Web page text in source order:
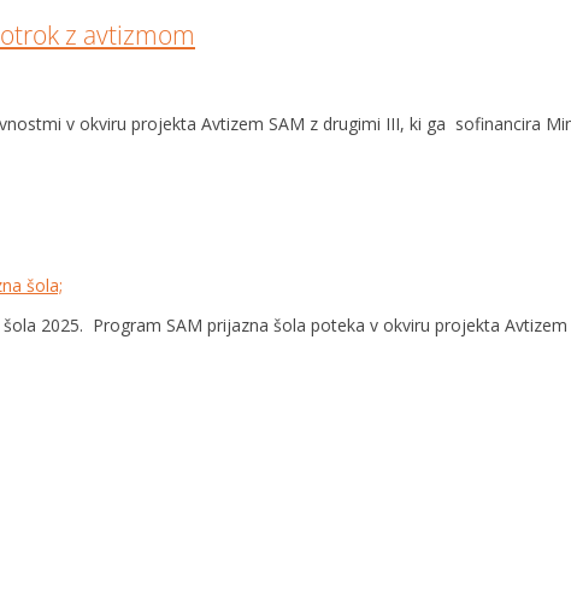
z avtizmom
v okviru projekta Avtizem SAM z drugimi III, ki ga sofinancira
šola;
2025. Program SAM prijazna šola poteka v okviru projekta